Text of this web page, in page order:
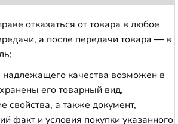
отказаться от товара в любое
а после передачи товара — в
надлежащего качества возможен в
его товарный вид,
свойства, а также документ,
факт и условия покупки указанного